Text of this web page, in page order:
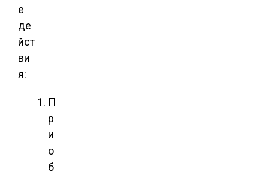
е
де
йст
ви
я:
П
р
и
о
б